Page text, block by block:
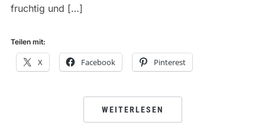
fruchtig und […]
Teilen mit:
X Facebook Pinterest
WEITERLESEN